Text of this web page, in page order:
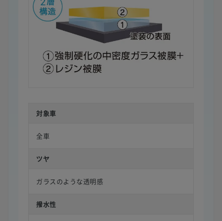
対象車
全車
ツヤ
ガラスのような透明感
撥水性